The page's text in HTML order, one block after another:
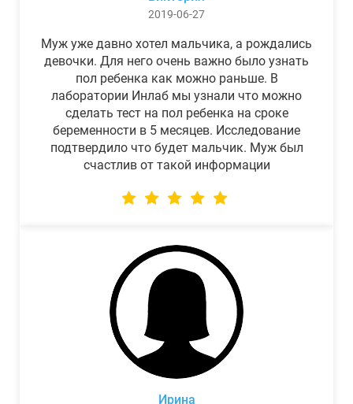
2019-06-27
Муж уже давно хотел мальчика, а рождались
девочки. Для него очень важно было узнать
пол ребенка как можно раньше. В
лаборатории Инлаб мы узнали что можно
сделать тест на пол ребенка на сроке
беременности в 5 месяцев. Исследование
подтвердило что будет мальчик. Муж был
счастлив от такой информации
Ирина